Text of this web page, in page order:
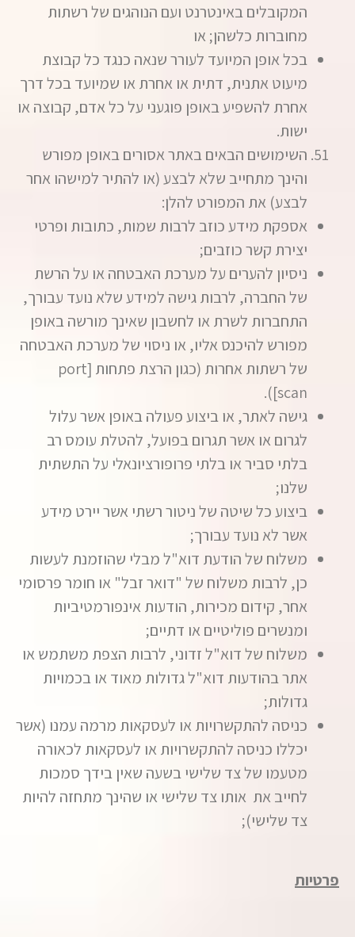
המקובלים באינטרנט ועם הנוהגים של רשתות
מחוברות כלשהן; או
בכל אופן המיועד לעורר שנאה כנגד כל קבוצת
מיעוט אתנית, דתית או אחרת או שמיועד בכל דרך
אחרת להשפיע באופן פוגעני על כל אדם, קבוצה או
ישות.
השימושים הבאים באתר אסורים באופן מפורש
והינך מתחייב שלא לבצע (או להתיר למישהו אחר
לבצע) את המפורט להלן:
אספקת מידע כוזב לרבות שמות, כתובות ופרטי
יצירת קשר כוזבים;
ניסיון להערים על מערכת האבטחה או על הרשת
של החברה, לרבות גישה למידע שלא נועד עבורך,
התחברות לשרת או לחשבון שאינך מורשה באופן
מפורש להיכנס אליו, או ניסוי של מערכת האבטחה
של רשתות אחרות (כגון הרצת פתחות [port
scan]).
גישה לאתר, או ביצוע פעולה באופן אשר עלול
לגרום או אשר תגרום בפועל, להטלת עומס רב
בלתי סביר או בלתי פרופורציונאלי על התשתית
שלנו;
ביצוע כל שיטה של ניטור רשתי אשר יירט מידע
אשר לא נועד עבורך;
משלוח של הודעת דוא"ל מבלי שהוזמנת לעשות
כן, לרבות משלוח של "דואר זבל" או חומר פרסומי
אחר, קידום מכירות, הודעות אינפורמטיביות
ומנשרים פוליטיים או דתיים;
משלוח של דוא"ל זדוני, לרבות הצפת משתמש או
אתר בהודעות דוא"ל גדולות מאוד או בכמויות
גדולות;
כניסה להתקשרויות או לעסקאות מרמה עמנו (אשר
יכללו כניסה להתקשרויות או לעסקאות לכאורה
מטעמו של צד שלישי בשעה שאין בידך סמכות
לחייב את אותו צד שלישי או שהינך מתחזה להיות
צד שלישי);
פרטיות